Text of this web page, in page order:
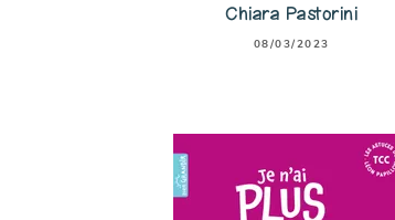
Chiara Pastorini
08/03/2023